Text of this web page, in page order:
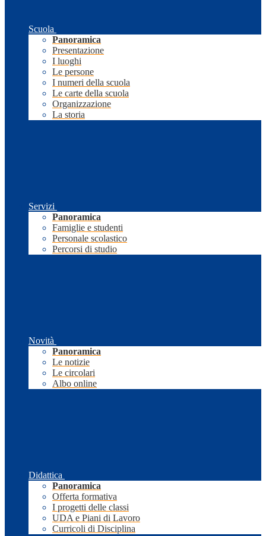
Scuola
Panoramica
Presentazione
I luoghi
Le persone
I numeri della scuola
Le carte della scuola
Organizzazione
La storia
Servizi
Panoramica
Famiglie e studenti
Personale scolastico
Percorsi di studio
Novità
Panoramica
Le notizie
Le circolari
Albo online
Didattica
Panoramica
Offerta formativa
I progetti delle classi
UDA e Piani di Lavoro
Curricoli di Disciplina